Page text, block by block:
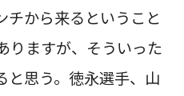
チから来るということ
りますが、そういった
と思う。徳永選手、山